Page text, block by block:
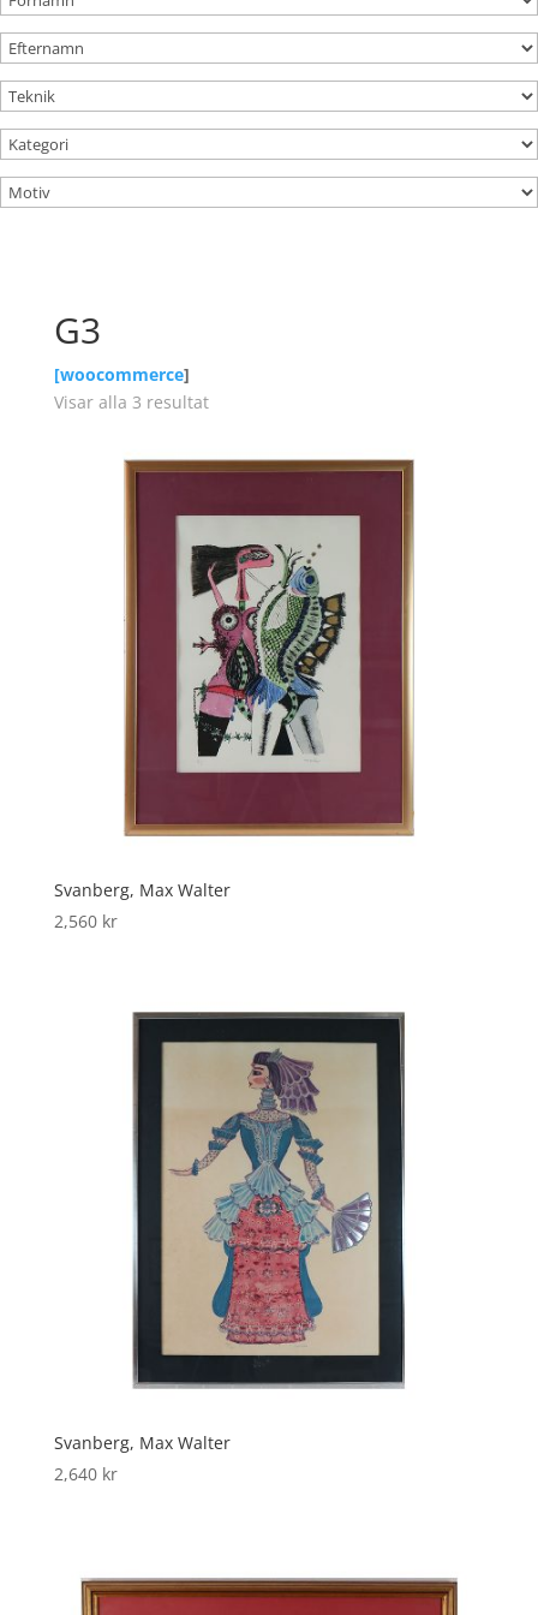
G3
[woocommerce]
Visar alla 3 resultat
Svanberg, Max Walter
2,560 kr
Svanberg, Max Walter
2,640 kr